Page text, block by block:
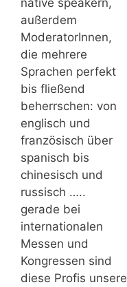
außerdem
ModeratorInnen,
die mehrere
Sprachen perfekt
bis fließend
beherrschen: von
englisch und
französisch über
spanisch bis
chinesisch und
russisch …..
gerade bei
internationalen
Messen und
Kongressen sind
diese Profis unsere